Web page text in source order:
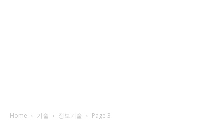
Home 기술 정보기술 Page 3